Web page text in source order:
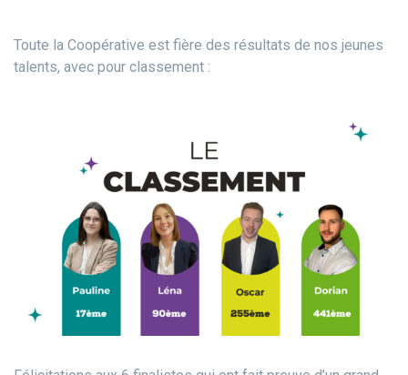
Toute la Coopérative est fière des résultats de nos jeunes
talents, avec pour classement :